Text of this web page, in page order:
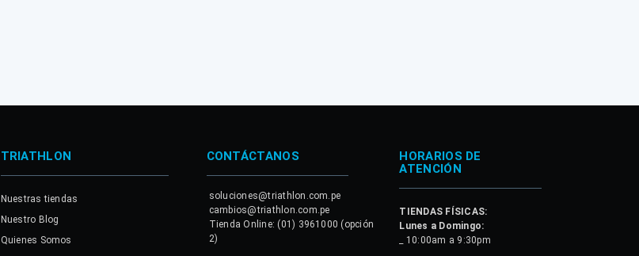
TRIATHLON
Nuestras tiendas
Nuestro Blog
Quienes Somos
CONTÁCTANOS
soluciones@triathlon.com.pe
cambios@triathlon.com.pe
Tienda Online: (01) 3961000 (opción
2)
HORARIOS DE
ATENCIÓN
TIENDAS FÍSICAS:
Lunes a Domingo:
_ 10:00am a 9:30pm